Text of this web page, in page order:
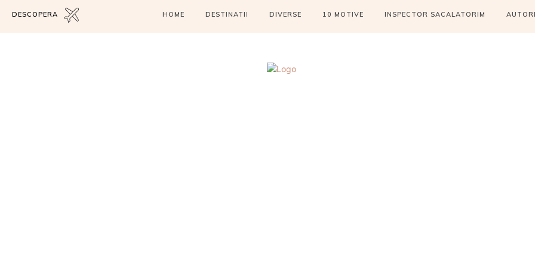
DESCOPERA HOME DESTINATII DIVERSE 10 MOTIVE INSPECTOR SACALATORIM AUTORI